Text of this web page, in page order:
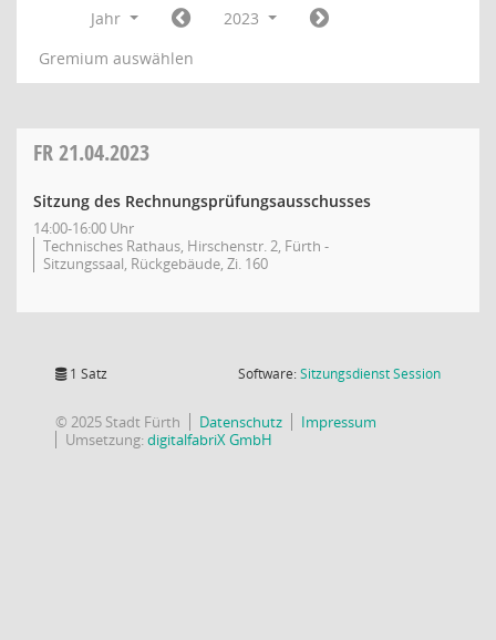
Jahr
2023
Gremium auswählen
FR21.04.2023
Sitzung des Rechnungsprüfungsausschusses
14:00-16:00 Uhr
Technisches Rathaus, Hirschenstr. 2, Fürth -
Sitzungssaal, Rückgebäude, Zi. 160
1 Satz Software:SitzungsdienstSession(Wird in
© 2025 Stadt Fürth Datenschutz
Impressum
Umsetzung:digitalfabriX GmbH